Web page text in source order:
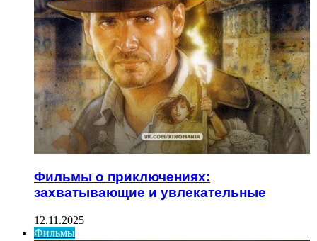
Фильмы о приключениях:
захватывающие и увлекательные
12.11.2025
Фильмы